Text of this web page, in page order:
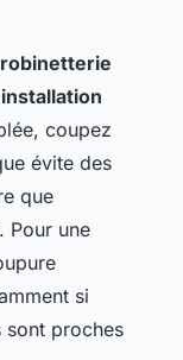
coupez
évite des
que
Pour une
si
sont proches